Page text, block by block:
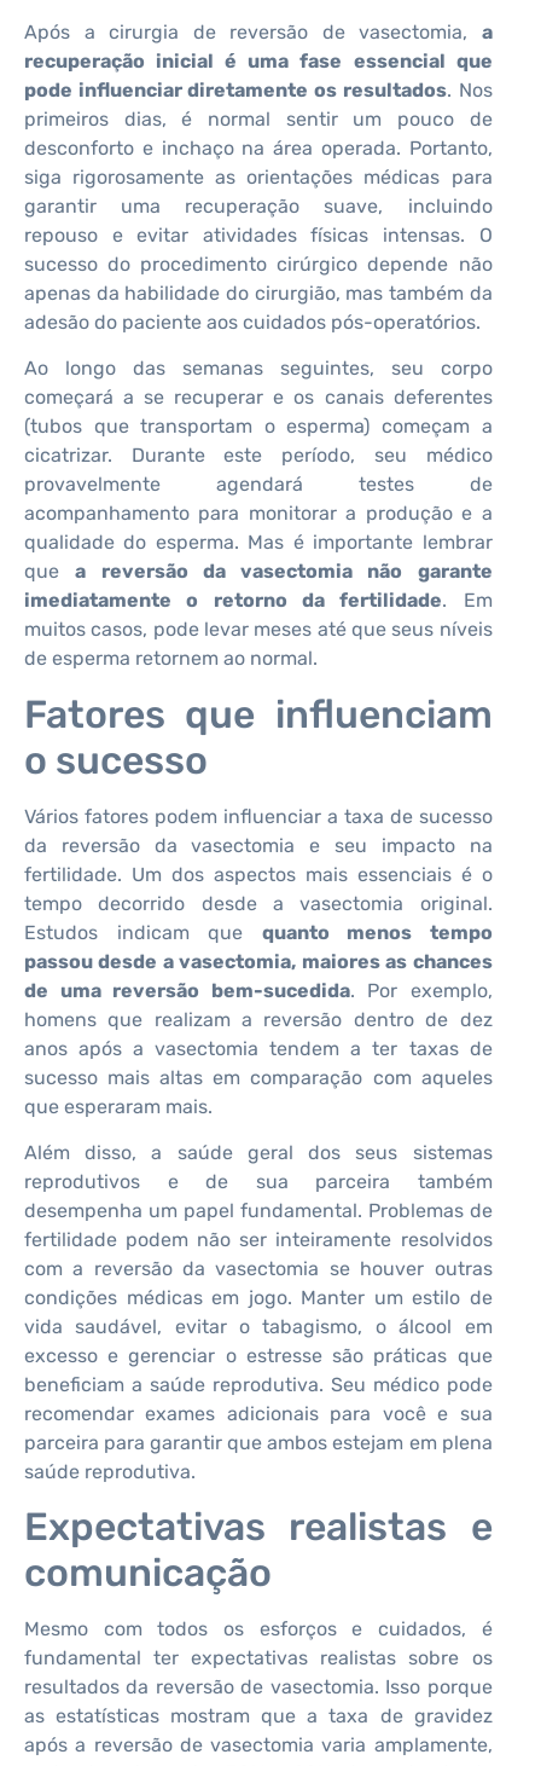
Após a cirurgia de reversão de vasectomia, a
recuperação inicial é uma fase essencial que
pode influenciar diretamente os resultados. Nos
primeiros dias, é normal sentir um pouco de
desconforto e inchaço na área operada. Portanto,
siga rigorosamente as orientações médicas para
garantir uma recuperação suave, incluindo
repouso e evitar atividades físicas intensas. O
sucesso do procedimento cirúrgico depende não
apenas da habilidade do cirurgião, mas também da
adesão do paciente aos cuidados pós-operatórios.
Ao longo das semanas seguintes, seu corpo
começará a se recuperar e os canais deferentes
(tubos que transportam o esperma) começam a
cicatrizar. Durante este período, seu médico
provavelmente agendará testes de
acompanhamento para monitorar a produção e a
qualidade do esperma. Mas é importante lembrar
quea reversão da vasectomia não garante
imediatamente o retorno da fertilidade. Em
muitos casos, pode levar meses até que seus níveis
de esperma retornem ao normal.
Fatores que influenciam
o sucesso
Vários fatores podem influenciar a taxa de sucesso
da reversão da vasectomia e seu impacto na
fertilidade. Um dos aspectos mais essenciais é o
tempo decorrido desde a vasectomia original.
Estudos indicam que quanto menos tempo
passou desde a vasectomia, maiores as chances
de uma reversão bem-sucedida. Por exemplo,
homens que realizam a reversão dentro de dez
anos após a vasectomia tendem a ter taxas de
sucesso mais altas em comparação com aqueles
que esperaram mais.
Além disso, a saúde geral dos seus sistemas
reprodutivos e de sua parceira também
desempenha um papel fundamental. Problemas de
fertilidade podem não ser inteiramente resolvidos
com a reversão da vasectomia se houver outras
condições médicas em jogo. Manter um estilo de
vida saudável, evitar o tabagismo, o álcool em
excesso e gerenciar o estresse são práticas que
beneficiam a saúde reprodutiva. Seu médico pode
recomendar exames adicionais para você e sua
parceira para garantir que ambos estejam em plena
saúde reprodutiva.
Expectativas realistas e
comunicação
Mesmo com todos os esforços e cuidados, é
fundamental ter expectativas realistas sobre os
resultados da reversão de vasectomia. Isso porque
as estatísticas mostram que a taxa de gravidez
após a reversão de vasectomia varia amplamente,